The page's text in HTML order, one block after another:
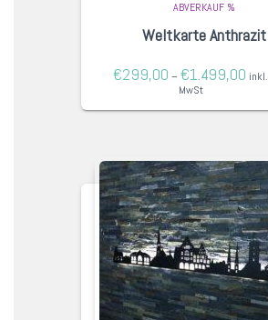
ABVERKAUF %
Weltkarte Anthrazit
€299,00 – €1.499,00 inkl.
MwSt